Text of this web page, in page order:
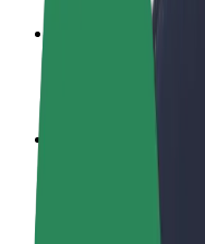
გახდი კურიერი
შეასრულე
დაამატე
მოიზიდე მეტი